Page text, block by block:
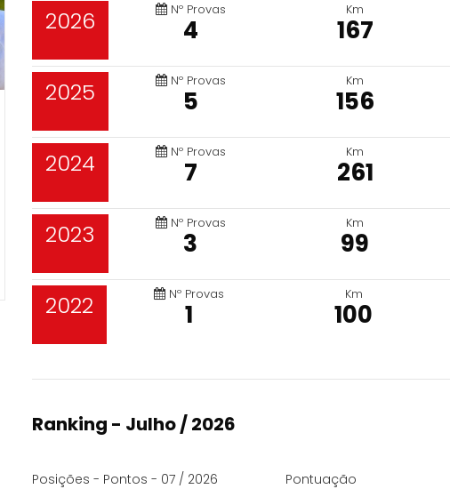
2026 Nº Provas
4
Km
167
2025 Nº Provas
5
Km
156
2024 Nº Provas
7
Km
261
2023 Nº Provas
3
Km
99
2022 Nº Provas
1
Km
100
Ranking - Julho / 2026
Posições - Pontos - 07 / 2026 Pontuação